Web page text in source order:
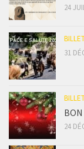
24
31
24